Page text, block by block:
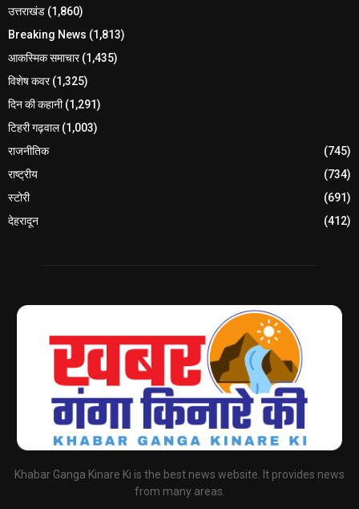
उत्तराखंड (1,860)
Breaking News (1,813)
आकस्मिक समाचार(1,435)
विशेष कवर(1,325)
दिन की कहानी(1,291)
टिहरी गढ़वाल(1,003)
राजनीतिक
(745)
राष्ट्रीय
(734)
स्टोरी
(691)
देहरादून
(412)
Khabar Ganga Kinare Ki is the best news website. It provides news
from many areas.